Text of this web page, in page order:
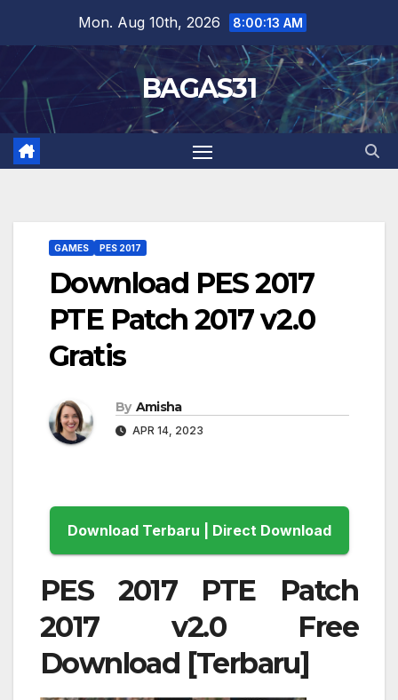
content
Mon. Aug 10th, 2026 8:00:14 AM
BAGAS31
GAMES PES 2017
Download PES 2017
PTE Patch 2017 v2.0
Gratis
By Amisha
APR 14, 2023
Download Terbaru | Direct Download
PES 2017 PTE Patch
2017 v2.0 Free
Download [Terbaru]